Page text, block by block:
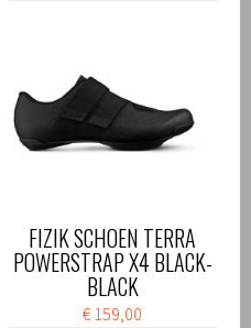
FIZIK SCHOEN TERRA
POWERSTRAP X4 BLACK-
BLACK
€ 159,00